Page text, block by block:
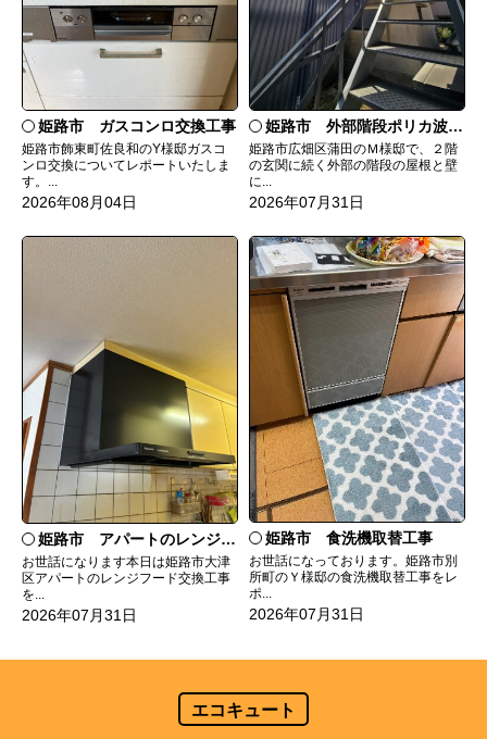
姫路市 ガスコンロ交換工事
姫路市飾東町佐良和のY様邸ガスコ
ンロ交換についてレポートいたしま
す。...
2026年08月04日
姫路市 外部階段ポリカ波板張替工事
姫路市広畑区蒲田のＭ様邸で、２階
の玄関に続く外部の階段の屋根と壁
に...
2026年07月31日
姫路市 アパートのレンジフード交換
お世話になります本日は姫路市大津
区アパートのレンジフード交換工事
を...
2026年07月31日
姫路市 食洗機取替工事
お世話になっております。姫路市別
所町のＹ様邸の食洗機取替工事をレ
ポ...
2026年07月31日
エコキュート